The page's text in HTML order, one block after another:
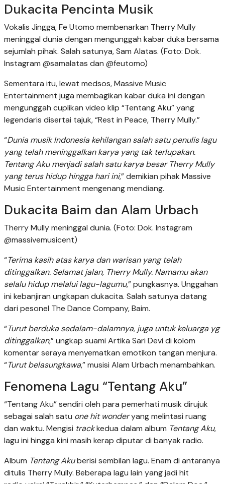
Dukacita Pencinta Musik
Vokalis Jingga, Fe Utomo membenarkan Therry Mully
meninggal dunia dengan mengunggah kabar duka bersama
sejumlah pihak. Salah satunya, Sam Alatas. (Foto: Dok.
Instagram @samalatas dan @feutomo)
Sementara itu, lewat medsos, Massive Music
Entertainment juga membagikan kabar duka ini dengan
mengunggah cuplikan video klip “Tentang Aku” yang
legendaris disertai tajuk, “Rest in Peace, Therry Mully.”
“Dunia musik Indonesia kehilangan salah satu penulis lagu
yang telah meninggalkan karya yang tak terlupakan.
Tentang Aku menjadi salah satu karya besar Therry Mully
yang terus hidup hingga hari ini,” demikian pihak Massive
Music Entertainment mengenang mendiang.
Dukacita Baim dan Alam Urbach
Therry Mully meninggal dunia. (Foto: Dok. Instagram
@massivemusicent)
“Terima kasih atas karya dan warisan yang telah
ditinggalkan. Selamat jalan, Therry Mully. Namamu akan
selalu hidup melalui lagu-lagumu,” pungkasnya. Unggahan
ini kebanjiran ungkapan dukacita. Salah satunya datang
dari pesonel The Dance Company, Baim.
“Turut berduka sedalam-dalamnya, juga untuk keluarga yg
ditinggalkan,” ungkap suami Artika Sari Devi di kolom
komentar seraya menyematkan emotikon tangan menjura.
“Turut belasungkawa,” musisi Alam Urbach menambahkan.
Fenomena Lagu “Tentang Aku”
“Tentang Aku” sendiri oleh para pemerhati musik dirujuk
sebagai salah satu one hit wonderyang melintasi ruang
dan waktu. Mengisi trackkedua dalam album Tentang Aku,
lagu ini hingga kini masih kerap diputar di banyak radio.
Album Tentang Akuberisi sembilan lagu. Enam di antaranya
ditulis Therry Mully. Beberapa lagu lain yang jadi hit